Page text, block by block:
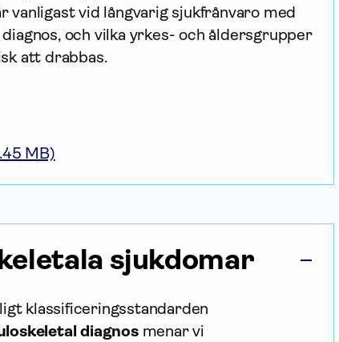
vanligast vid långvarig sjukfrånvaro med
och vilka yrkes- och åldersgrupper
att drabbas.
MB)
sjukdomar
klassificeringsstandarden
diagnosmenar vi